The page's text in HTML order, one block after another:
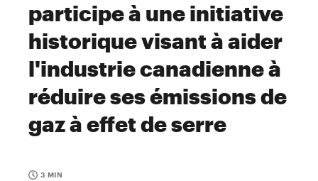
participe à une initiative
historique visant à aider
l'industrie canadienne à
réduire ses émissions de
gaz à effet de serre
3 MIN